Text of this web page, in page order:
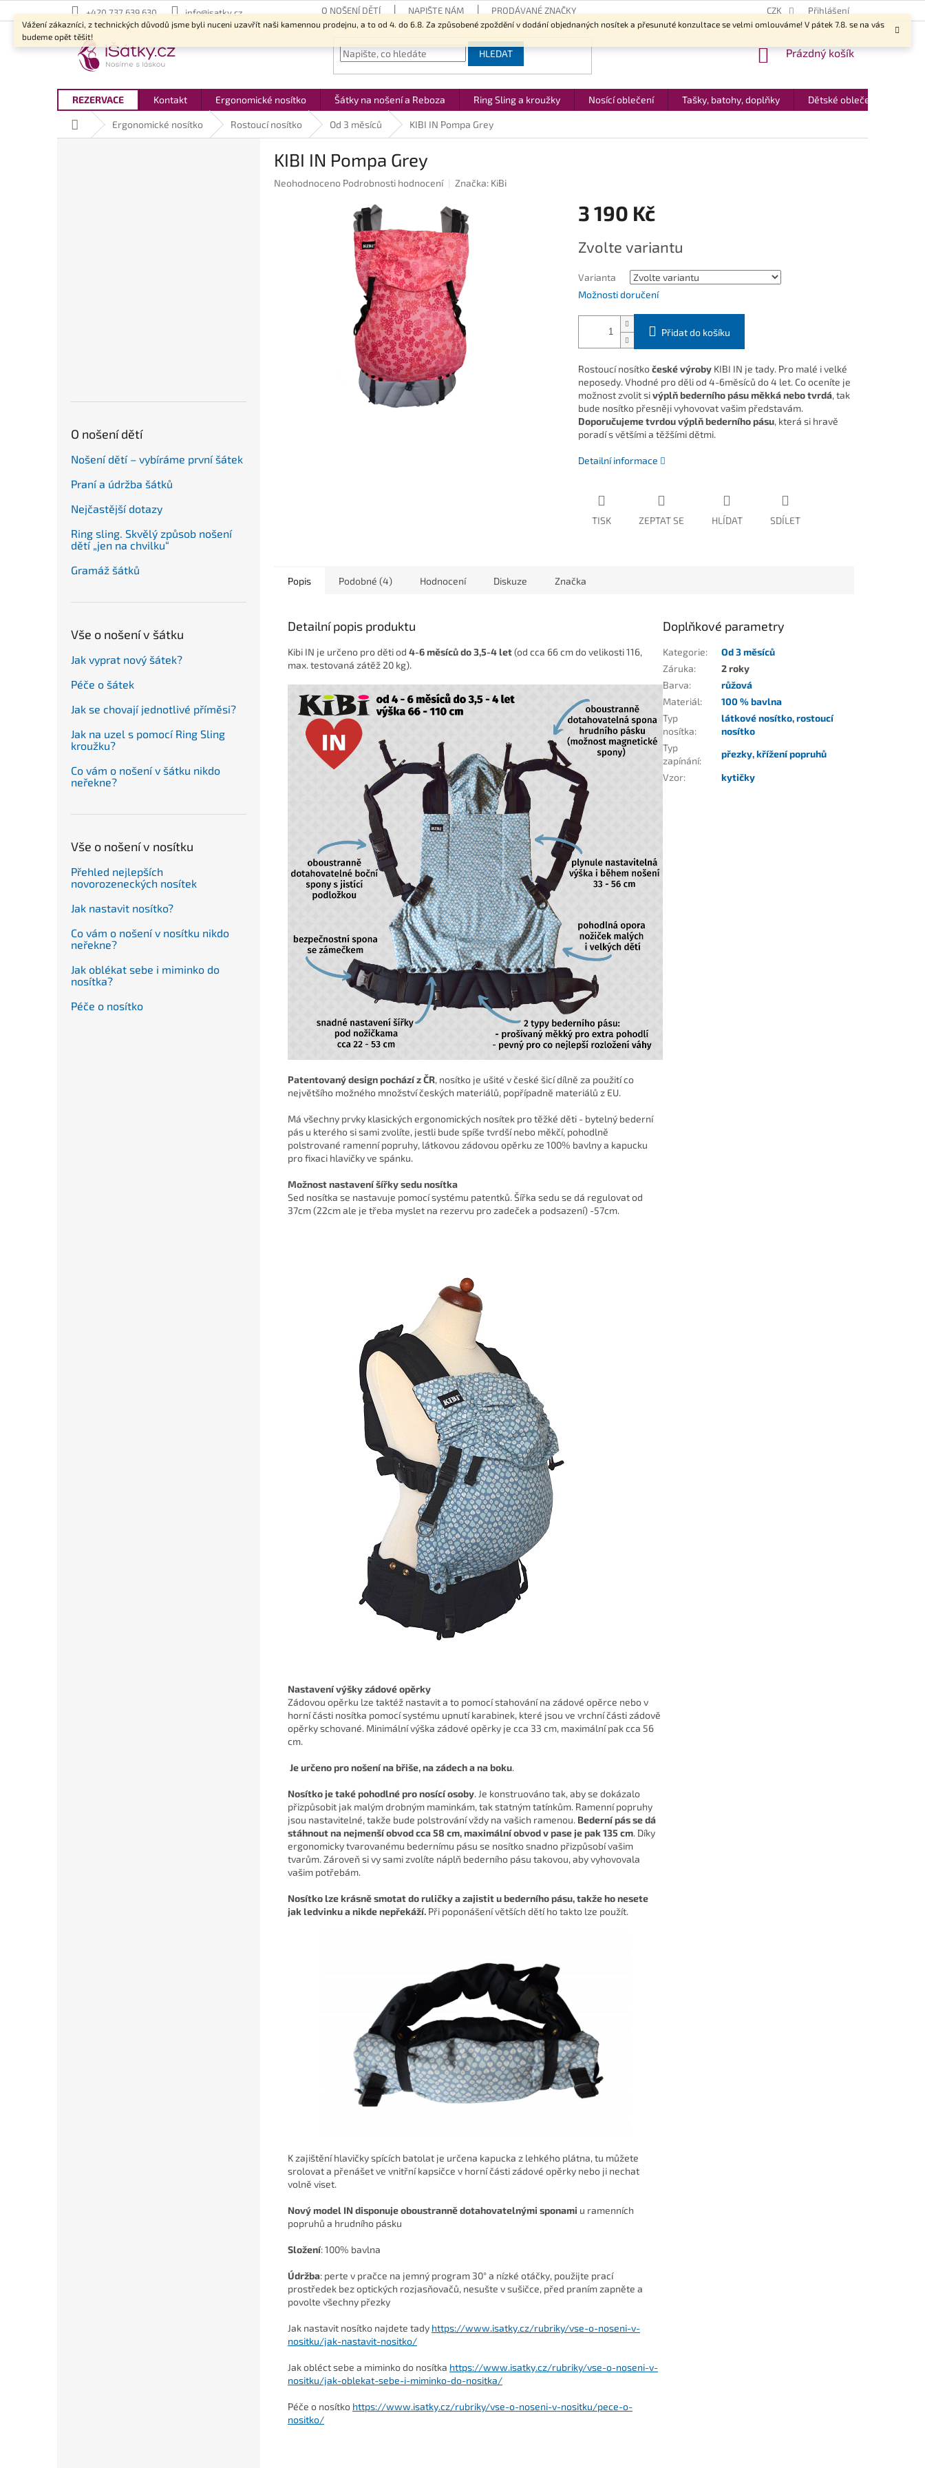
na
obsah
Vážení zákazníci, z technických důvodů jsme byli nuceni uzavřít naši kamennou prodejnu, a to od 4. do 6.8. Za způsobené zpoždění v dodání objednaných nosítek a přesunuté konzultace se velmi omlouváme! V pátek 7.8. se na vás
budeme opět těšit!
+420 737 639 630 info@isatky.cz O NOŠENÍ DĚTÍ NAPIŠTE NÁM PRODÁVANÉ ZNAČKY CZK Přihlášení
HLEDAT
NÁKUPNÍ
Prázdný košík
REZERVACE Kontakt Ergonomické nosítko Šátky na nošení a Reboza Ring Sling a kroužky Nosící oblečení Tašky, batohy, doplňky Dětské oblečení
Domů Ergonomické nosítko Rostoucí nosítko Od 3 měsíců KIBI IN Pompa Grey
O nošení dětí
Nošení dětí – vybíráme první šátek
Praní a údržba šátků
Nejčastější dotazy
Ring sling. Skvělý způsob nošení
dětí „jen na chvilku“
Gramáž šátků
Vše o nošení v šátku
Jak vyprat nový šátek?
Péče o šátek
Jak se chovají jednotlivé příměsi?
Jak na uzel s pomocí Ring Sling
kroužku?
Co vám o nošení v šátku nikdo
neřekne?
Vše o nošení v nosítku
Přehled nejlepších
novorozeneckých nosítek
Jak nastavit nosítko?
Co vám o nošení v nosítku nikdo
neřekne?
Jak oblékat sebe i miminko do
nosítka?
Péče o nosítko
KIBI IN Pompa Grey
Průměrné
Neohodnoceno Podrobnosti hodnocení Značka: KiBi
3 190 Kč
cena:
Zvolte variantu
Varianta
Možnosti doručení
Přidat do košíku
Rostoucí nosítkočeské výrobyKIBI IN je tady. Pro malé i velké
neposedy. Vhodné pro děli od 4-6měsíců do 4 let. Co oceníte je
možnost zvolit sivýplň bederního pásu měkká nebo tvrdá, tak
bude nosítko přesněji vyhovovat vašim představám.
Doporučujeme tvrdou výplň bederního pásu, která si hravě
poradí s většími a těžšími dětmi.
Detailní informace
TISK ZEPTAT SE HLÍDAT SDÍLET
Popis Podobné (4) Hodnocení Diskuze Značka
Detailní popis produktu
Kibi IN je určeno pro děti od 4-6 měsíců do 3,5-4 let(od cca 66 cm do velikosti 116,
max. testovaná zátěž 20 kg).
Patentovaný design pochází z ČR, nosítko je ušité v české šicí dílně za použití co
největšího možného množství českých materiálů, popřípadně materiálů z EU.
Má všechny prvky klasických ergonomických nosítek pro těžké děti - bytelný bederní
pás u kterého si sami zvolíte, jestli bude spíše tvrdší nebo měkčí, pohodlně
polstrované ramenní popruhy, látkovou zádovou opěrku ze 100% bavlny a kapucku
pro fixaci hlavičky ve spánku.
Možnost nastavení šířky sedu nosítka
Sed nosítka se nastavuje pomocí systému patentků. Šířka sedu se dá regulovat od
37cm (22cm ale je třeba myslet na rezervu pro zadeček a podsazení) -57cm.
Nastavení výšky zádové opěrky
Zádovou opěrku lze taktéž nastavit a to pomocí stahování na zádové opěrce nebo v
horní části nosítka pomocí systému upnutí karabinek, které jsou ve vrchní části zádově
opěrky schované. Minimální výška zádové opěrky je cca 33 cm, maximální pak cca 56
cm.
Je určeno pro nošení na břiše, na zádech a na boku.
Nosítko je taképohodlné pro nosící osoby. Je konstruováno tak, aby se dokázalo
přizpůsobit jak malým drobným maminkám, tak statným tatínkům. Ramenní popruhy
jsou nastavitelné, takže bude polstrování vždy na vašich ramenou. Bederní pás se dá
stáhnout na nejmenší obvod cca 58 cm,maximální obvod v pase je pak 135 cm. Díky
ergonomicky tvarovanému bedernímu pásu se nosítko snadno přizpůsobí vašim
tvarům. Zároveň si vy sami zvolíte náplň bederního pásu takovou, aby vyhovovala
vašim potřebám.
Nosítko lze krásně smotat do ruličky a zajistit u bederního pásu, takže ho nesete
jak ledvinku a nikde nepřekáží. Při poponášení větších dětí ho takto lze použít.
K zajištění hlavičky spících batolat je určena kapucka z lehkého plátna, tu můžete
srolovat a přenášet ve vnitřní kapsičce v horní části zádové opěrky nebo ji nechat
volně viset.
Nový model IN disponuje oboustranně dotahovatelnými sponami u ramenních
popruhů a hrudního pásku
Složení:100% bavlna
Údržba: perte v pračce na jemný program 30° a nízké otáčky, použijte prací
prostředek bez optických rozjasňovačů, nesušte v sušičce, před praním zapněte a
povolte všechny přezky
Jak nastavit nosítko najdete tady https://www.isatky.cz/rubriky/vse-o-noseni-v-
nositku/jak-nastavit-nositko/
Jak obléct sebe a miminko do nosítka https://www.isatky.cz/rubriky/vse-o-noseni-v-
nositku/jak-oblekat-sebe-i-miminko-do-nositka/
Péče o nosítko https://www.isatky.cz/rubriky/vse-o-noseni-v-nositku/pece-o-
nositko/
Doplňkové parametry
Kategorie:
Od 3 měsíců
Záruka:
2 roky
Barva:
růžová
Materiál:
100 % bavlna
Typ
nosítka:
látkové nosítko,rostoucí
nosítko
Typ
zapínání:
přezky,křížení popruhů
Vzor: kytičky